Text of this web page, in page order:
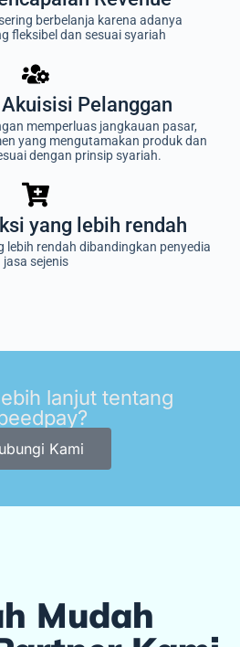
berbelanja karena adanya
fleksibel dan sesuai syariah
Pelanggan​
memperluas jangkauan pasar,
yang mengutamakan produk dan
dengan prinsip syariah.
yang lebih rendah​
lebih rendah dibandingkan penyedia
jasa sejenis
lanjut tentang
Kami
Mudah